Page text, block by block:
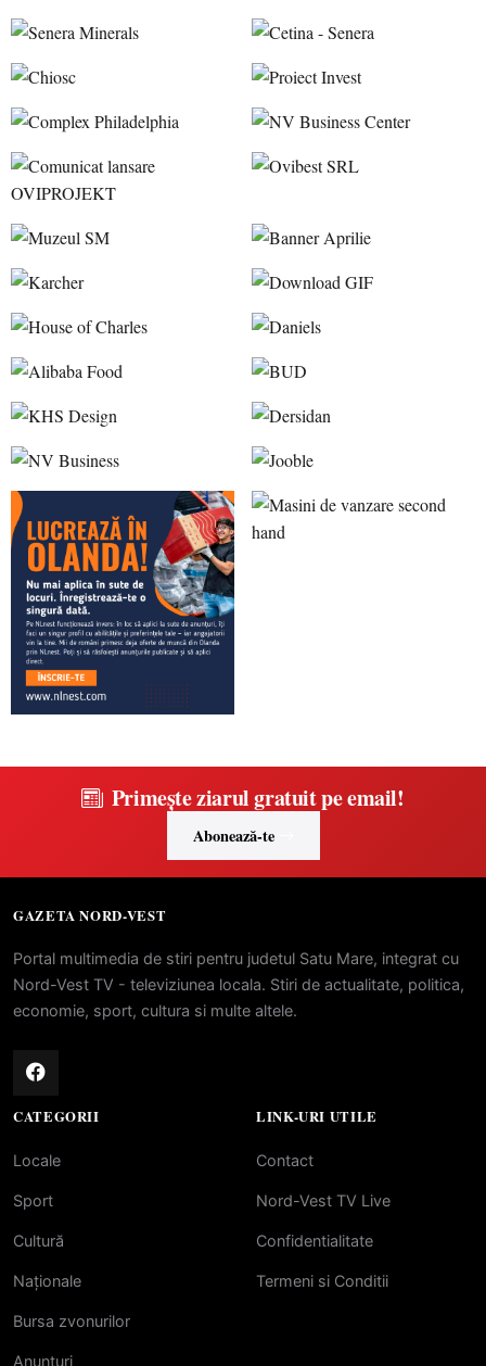
Primește ziarul gratuit pe email!
Abonează-te
GAZETA NORD-VEST
Portal multimedia de stiri pentru judetul Satu Mare, integrat cu
Nord-Vest TV - televiziunea locala. Stiri de actualitate, politica,
economie, sport, cultura si multe altele.
CATEGORII
Locale
Sport
Cultură
Naționale
Bursa zvonurilor
Anunțuri
LINK-URI UTILE
Contact
Nord-Vest TV Live
Confidentialitate
Termeni si Conditii